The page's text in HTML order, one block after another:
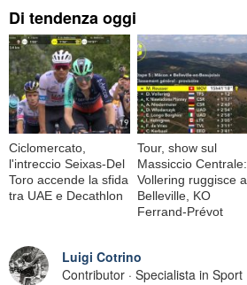
Di tendenza oggi
Ciclomercato,
l'intreccio Seixas-Del
Toro accende la sfida
tra UAE e Decathlon
Tour, show sul
Massiccio Centrale:
Vollering ruggisce a
Belleville, KO
Ferrand-Prévot
Luigi Cotrino
Contributor · Specialista in Sport